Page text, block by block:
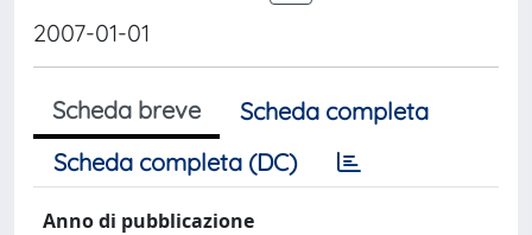
2007-01-01
Scheda breve
Scheda completa
Scheda completa (DC)
Anno di pubblicazione